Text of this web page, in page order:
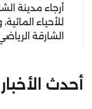
أرجاء مدينة
للأحياء
الشارقة
أحدث الأخبار